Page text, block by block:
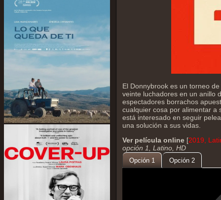
El Donnybrook es un torneo
veinte luchadores en un anillo
espectadores borrachos
cualquier cosa por alimentar a
está interesado en seguir
una solución a sus vidas.
Ver película online [2019,
opción 1, Latino, HD
Opción 1 Opción 2